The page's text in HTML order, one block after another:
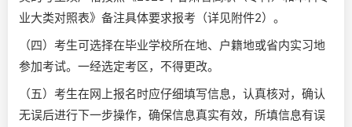
业大类对照表》备注具体要求报考（详见附件2）。
（四）考生可选择在毕业学校所在地、户籍地或省内实习地
参加考试。一经选定考区，不得更改。
（五）考生在网上报名时应仔细填写信息，认真核对，确认
无误后进行下一步操作，确保信息真实有效，所填信息有误